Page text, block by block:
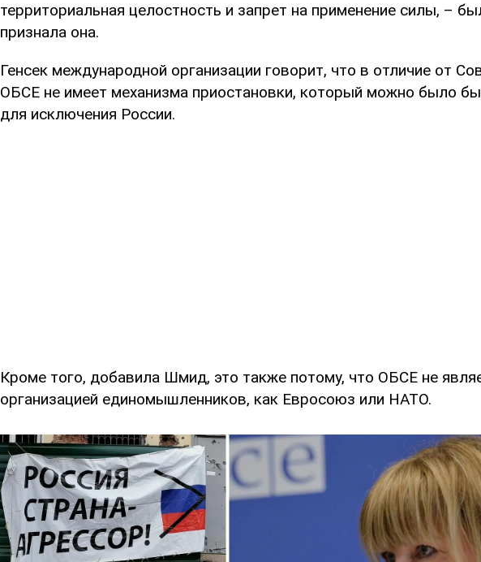
территориальная целостность и запрет на применение силы, –
признала она.
Генсек международной организации говорит, что в отличие от
ОБСЕ не имеет механизма приостановки, который можно было
для исключения России.
Кроме того, добавила Шмид, это также потому, что ОБСЕ не
организацией единомышленников, как Евросоюз или НАТО.